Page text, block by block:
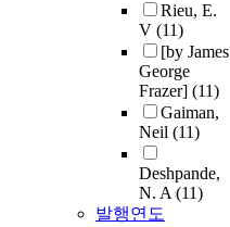
Rieu, E.
V (11)
[by James
George
Frazer] (11)
Gaiman,
Neil (11)
Deshpande,
N. A(11)
발행연도